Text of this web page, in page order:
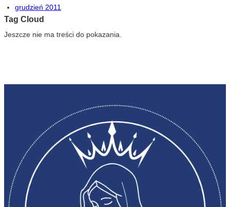
grudzień 2011
Tag Cloud
Jeszcze nie ma treści do pokazania.